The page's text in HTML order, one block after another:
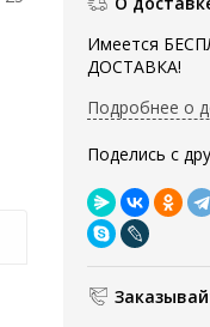
Имеется
ДОСТАВКА!
Подробнее о
Поделись с